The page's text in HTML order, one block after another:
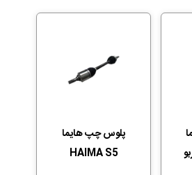
پلوس چپ هایما
HAIMA S5